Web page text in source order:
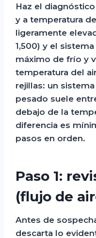
Haz el
y a temperatura
ligeramente
1,500) y el
máximo de frío y
temperatura del
rejillas: un
pesado suele
debajo de la
diferencia es
pasos en orden.
Paso 1:
(flujo de
Antes de
descarta lo